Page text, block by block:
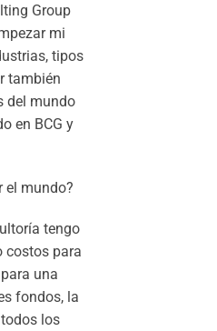
Group
mi
tipos
también
del mundo
en BCG y
el mundo?
tengo
costos para
una
fondos, la
los